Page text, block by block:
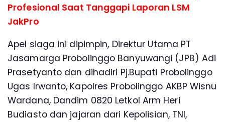
Profesional Saat Tanggapi Laporan LSM
JakPro
Apel siaga ini dipimpin, Direktur Utama PT
Jasamarga Probolinggo Banyuwangi (JPB) Adi
Prasetyanto dan dihadiri Pj.Bupati Probolinggo
Ugas Irwanto, Kapolres Probolinggo AKBP Wisnu
Wardana, Dandim 0820 Letkol Arm Heri
Budiasto dan jajaran dari Kepolisian, TNI,